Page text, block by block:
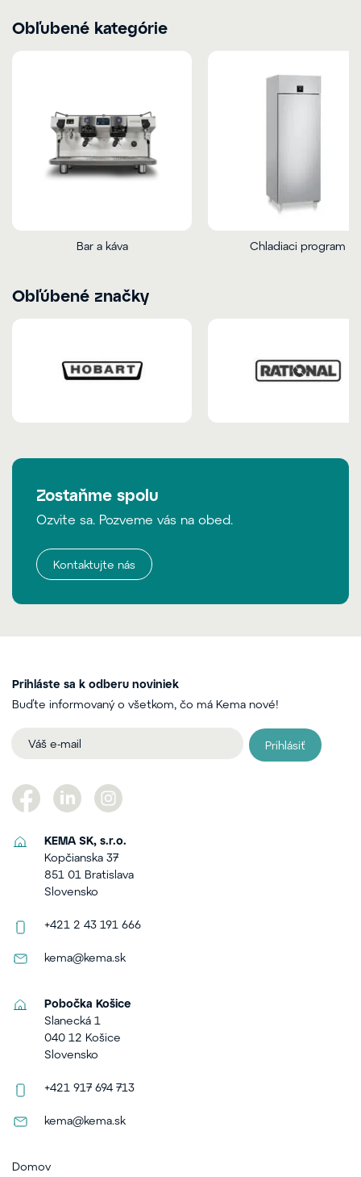
Obľubené kategórie
Bar a káva Chladiaci program
Obľúbené značky
Zostaňme spolu
Ozvite sa. Pozveme vás na obed.
Kontaktujte nás
Prihláste sa k odberu noviniek
Buďte informovaný o všetkom, čo má Kema nové!
Prihlásiť
KEMA SK, s.r.o.
Kopčianska 37
851 01 Bratislava
Slovensko
+421 2 43 191 666
kema@kema.sk
Pobočka Košice
Slanecká 1
040 12 Košice
Slovensko
+421 917 694 713
kema@kema.sk
Domov